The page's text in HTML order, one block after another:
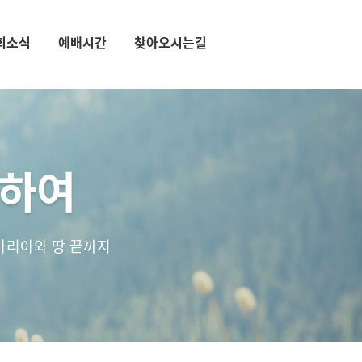
소식 예배시간 찾아오시는길
여
아와 땅 끝까지